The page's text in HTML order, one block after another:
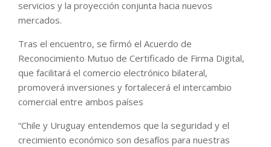
servicios y la proyección conjunta hacia nuevos
mercados.
Tras el encuentro, se firmó el Acuerdo de
Reconocimiento Mutuo de Certificado de Firma Digital,
que facilitará el comercio electrónico bilateral,
promoverá inversiones y fortalecerá el intercambio
comercial entre ambos países
“Chile y Uruguay entendemos que la seguridad y el
crecimiento económico son desafíos para nuestras